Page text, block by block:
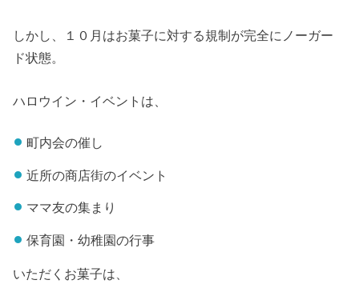
しかし、１０月はお菓子に対する規制が完全にノーガー
ド状態。
ハロウイン・イベントは、
町内会の催し
近所の商店街のイベント
ママ友の集まり
保育園・幼稚園の行事
いただくお菓子は、